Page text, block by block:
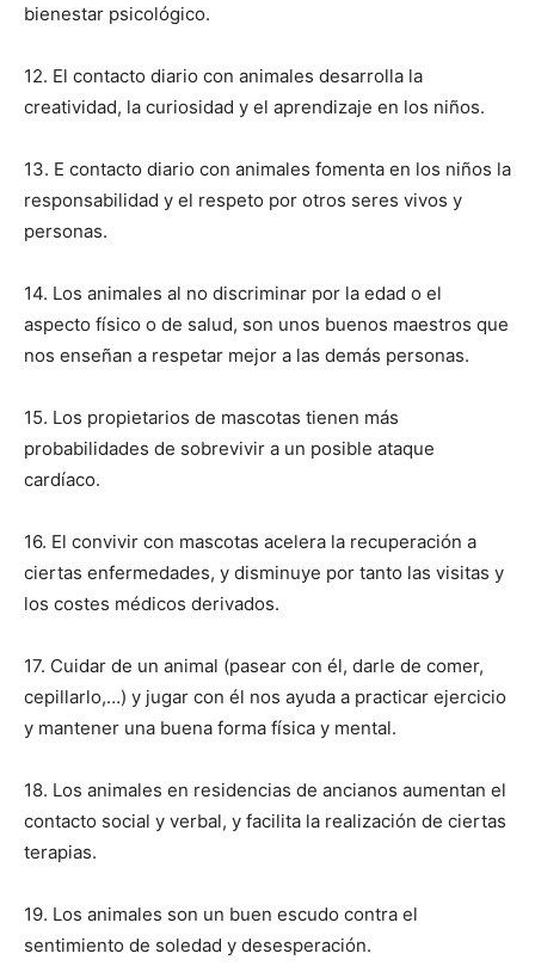
bienestar psicológico.
12. El contacto diario con animales desarrolla la
creatividad, la curiosidad y el aprendizaje en los niños.
13. E contacto diario con animales fomenta en los niños la
responsabilidad y el respeto por otros seres vivos y
personas.
14. Los animales al no discriminar por la edad o el
aspecto físico o de salud, son unos buenos maestros que
nos enseñan a respetar mejor a las demás personas.
15. Los propietarios de mascotas tienen más
probabilidades de sobrevivir a un posible ataque
cardíaco.
16. El convivir con mascotas acelera la recuperación a
ciertas enfermedades, y disminuye por tanto las visitas y
los costes médicos derivados.
17. Cuidar de un animal (pasear con él, darle de comer,
cepillarlo,…) y jugar con él nos ayuda a practicar ejercicio
y mantener una buena forma física y mental.
18. Los animales en residencias de ancianos aumentan el
contacto social y verbal, y facilita la realización de ciertas
terapias.
19. Los animales son un buen escudo contra el
sentimiento de soledad y desesperación.